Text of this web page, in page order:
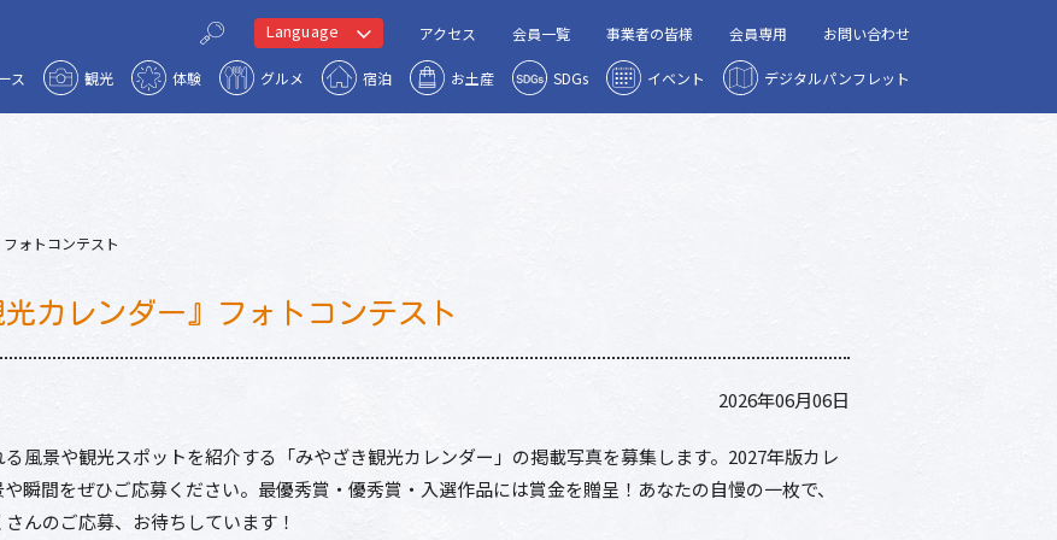
Language アクセス 会員一覧 事業者の皆様 会員専用 お問い合わせ
ス 観光 体験 グルメ 宿泊 お土産 SDGs イベント デジタルパンフレット
ォトコンテスト
カレンダー』フォトコンテスト
2026年06月06日
風景や観光スポットを紹介する「みやざき観光カレンダー」の掲載写真を募集します。2027年版カレ
瞬間をぜひご応募ください。最優秀賞・優秀賞・入選作品には賞金を贈呈！あなたの自慢の一枚で、
んのご応募、お待ちしています！